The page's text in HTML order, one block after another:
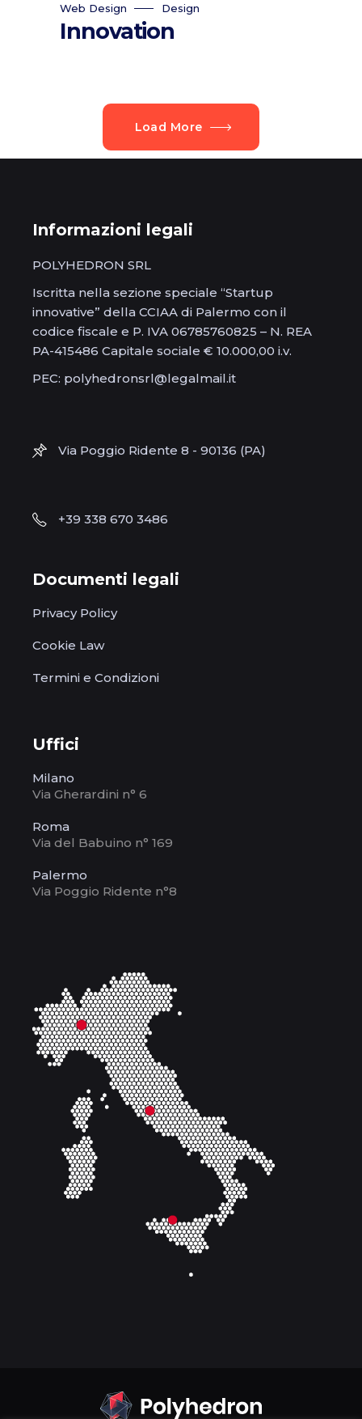
Web Design Design
Innovation
Load More
Informazioni legali
POLYHEDRON SRL
Iscritta nella sezione speciale “Startup
innovative” della CCIAA di Palermo con il
codice fiscale e P. IVA 06785760825 – N. REA
PA-415486 Capitale sociale € 10.000,00 i.v.
PEC: polyhedronsrl@legalmail.it
Via Poggio Ridente 8 - 90136 (PA)
+39 338 670 3486
Documenti legali
Privacy Policy
Cookie Law
Termini e Condizioni
Uffici
Milano
Via Gherardini n° 6
Roma
Via del Babuino n° 169
Palermo
Via Poggio Ridente n°8